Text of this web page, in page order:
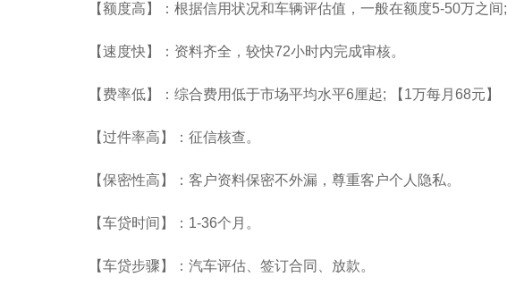
【额度高】：根据信用状况和车辆评估值，一般在额度5-50万之间;
【速度快】：资料齐全，较快72小时内完成审核。
【费率低】：综合费用低于市场平均水平6厘起; 【1万每月68元】
【过件率高】：征信核查。
【保密性高】：客户资料保密不外漏，尊重客户个人隐私。
【车贷时间】：1-36个月。
【车贷步骤】：汽车评估、签订合同、放款。